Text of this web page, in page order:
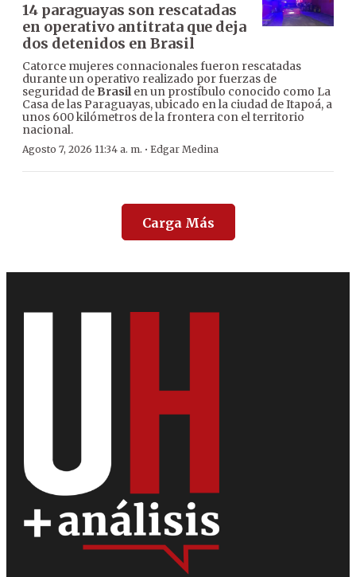
14 paraguayas son rescatadas
en operativo antitrata que deja
dos detenidos en Brasil
Catorce mujeres connacionales fueron rescatadas
durante un operativo realizado por fuerzas de
seguridad de Brasilen un prostíbulo conocido como La
Casa de las Paraguayas, ubicado en la ciudad de Itapoá, a
unos 600 kilómetros de la frontera con el territorio
nacional.
Agosto 7, 2026 11:34 a. m. · Edgar Medina
Carga Más